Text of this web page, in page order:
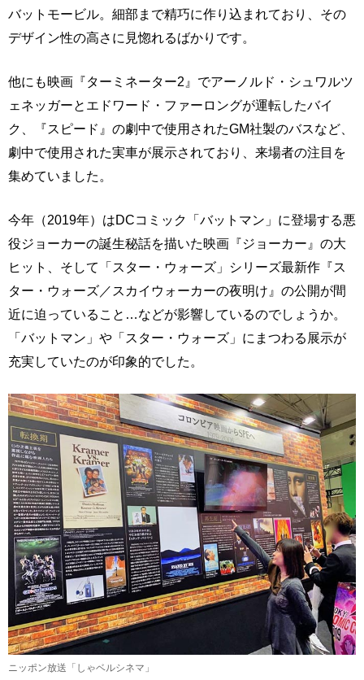
バットモービル。細部まで精巧に作り込まれており、その
デザイン性の高さに見惚れるばかりです。
他にも映画『ターミネーター2』でアーノルド・シュワルツ
ェネッガーとエドワード・ファーロングが運転したバイ
ク、『スピード』の劇中で使用されたGM社製のバスなど、
劇中で使用された実車が展示されており、来場者の注目を
集めていました。
今年（2019年）はDCコミック「バットマン」に登場する悪
役ジョーカーの誕生秘話を描いた映画『ジョーカー』の大
ヒット、そして「スター・ウォーズ」シリーズ最新作『ス
ター・ウォーズ／スカイウォーカーの夜明け』の公開が間
近に迫っていること…などが影響しているのでしょうか。
「バットマン」や「スター・ウォーズ」にまつわる展示が
充実していたのが印象的でした。
ニッポン放送「しゃベルシネマ」